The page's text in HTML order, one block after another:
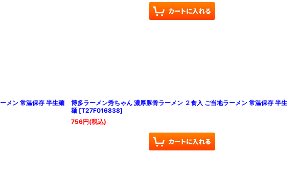
メン 常温保存 半生麺
博多ラーメン秀ちゃん 濃厚豚骨ラーメン ２食入 ご当地ラーメン 常温保存 半生
麺 [T27F016838]
756円(税込)